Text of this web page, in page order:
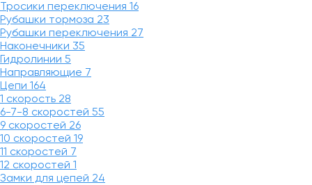
Тросики переключения 16
Рубашки тормоза 23
Рубашки переключения 27
Наконечники 35
Гидролинии 5
Направляющие 7
Цепи 164
1 скорость 28
6-7-8 скоростей 55
9 скоростей 26
10 скоростей 19
11 скоростей 7
12 скоростей 1
Замки для цепей 24